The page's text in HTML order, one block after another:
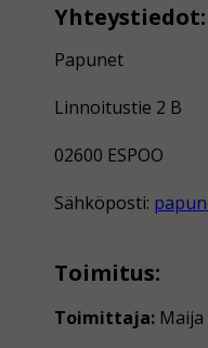
Yhteystiedot:
Papunet
Linnoitustie 2 B
02600 ESPOO
Sähköposti:
Toimitus:
Toimittaja: Maija